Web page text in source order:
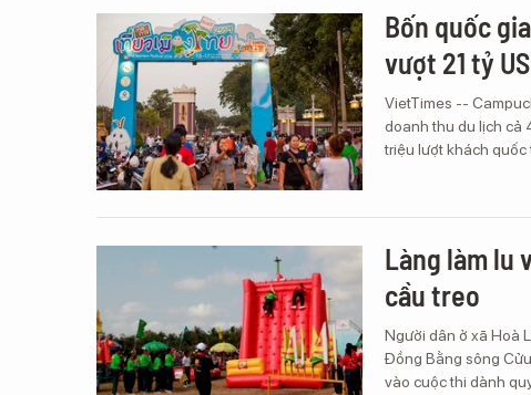
Bốn quốc
vượt 21 tỷ
VietTimes --
doanh thu du lịch cả
triệu lượt khách quốc
Làng làm lu
cầu treo
Người dân ở xã Hoà
Đồng Bằng sông
vào cuộc thi dành